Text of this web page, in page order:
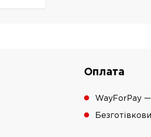
Оплата
WayForPay